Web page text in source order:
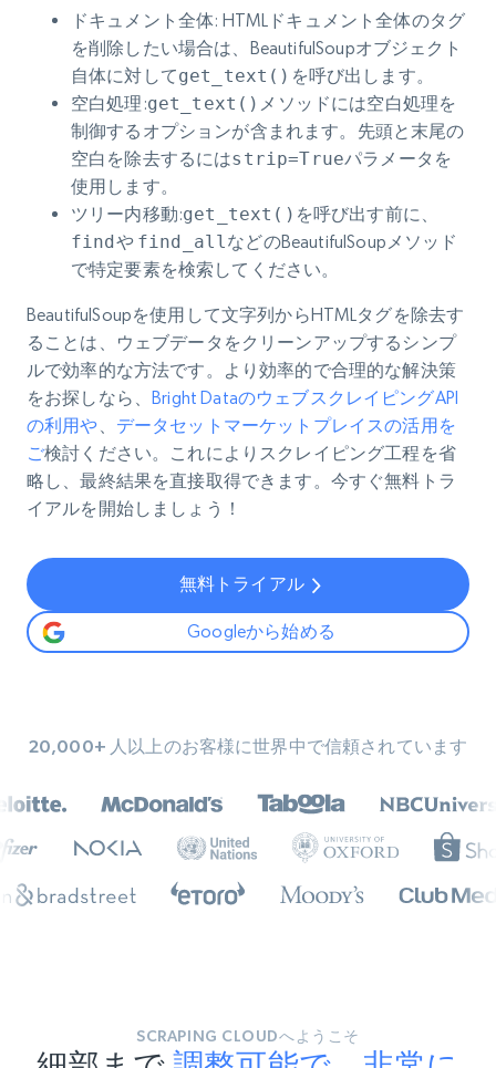
ドキュメント全体: HTMLドキュメント全体のタグ
を削除したい場合は、BeautifulSoupオブジェクト
自体に対してget_text()を呼び出します。
空白処理 :get_text() メソッドには空白処理を
制御するオプションが含まれます。先頭と末尾の
空白を除去するにはstrip=Trueパラメータを
使用します。
ツリー内移動:get_text() を呼び出す前に、
findや find_allなどのBeautifulSoupメソッド
で特定要素を検索してください。
BeautifulSoupを使用して文字列からHTMLタグを除去す
ることは、ウェブデータをクリーンアップするシンプ
ルで効率的な方法です。より効率的で合理的な解決策
をお探しなら、Bright DataのウェブスクレイピングAPI
の利用や、 データセットマーケットプレイスの活用を
ご検討ください。これによりスクレイピング工程を省
略し、最終結果を直接取得できます。今すぐ無料トラ
イアルを開始しましょう！
無料トライアル
Googleから始める
20,000+ 人以上のお客様に世界中で信頼されています
SCRAPING CLOUDへようこそ